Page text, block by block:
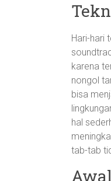
Hari-hari
karena
nongol
bisa
hal
tab-tab